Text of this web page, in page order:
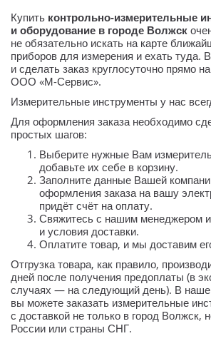
Купить контрольно-измерительные
и оборудование в городе Волжск
не обязательно искать на карте
приборов для измерения и ехать туда.
и сделать заказ круглосуточно прямо
ООО «М-Сервис».
Измерительные инструменты у нас
Для оформления заказа необходимо
простых шагов:
Выберите нужные Вам
добавьте их себе в корзину.
Заполните данные Вашей
оформления заказа на вашу
придёт счёт на оплату.
Свяжитесь с нашим менеджером и
и условия доставки.
Оплатите товар, и мы доставим
Отгрузка товара, как правило,
дней после получения предоплаты (в
случаях — на следующий день). В
вы можете заказать измерительные
с доставкой не только в город Волжск,
России или страны СНГ.